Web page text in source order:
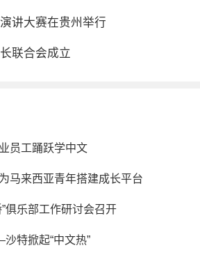
讲大赛在贵州举行
联合会成立
员工踊跃学中文
马来西亚青年搭建成长平台
俱乐部工作研讨会召开
特掀起“中文热”